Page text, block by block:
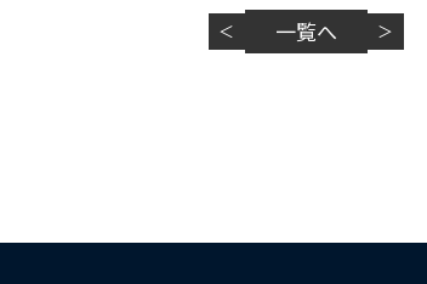
＜ 一覧へ ＞